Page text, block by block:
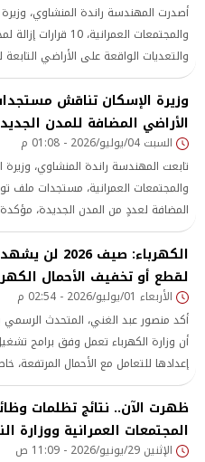
أصدرت المهندسة راندة المنشاوي،
والمجتمعات العمرانية، 10
والتعديات الواقعة على الأراضي
العمرانية الجديدة بعدد من المدن
جهود الوزارة للتصدي لكافة أشكال
أراضي الدولة، وتطبيق القانون بكل
وزيرة الإسكان تناقش
الأراضي المضافة للمدن
السبت 04/يوليو/2026 - 01:08 م
تابعت المهندسة راندة المنشاوي، وزيرة
والمجتمعات العمرانية، مستجدات ملف
المضافة لعددٍ من المدن الجديدة، مؤكدة
العمل وفق خطة متكاملة تستهدف
الاستقرار للمواطنين، وتعظيم الاستفادة
بما يضمن تحقيق التنمية العمرانية
الكهرباء: صيف
لقطع أو تخفيف الأحمال
الأربعاء 01/يوليو/2026 - 02:54 م
أكد منصور عبد الغني، المتحدث الرسمي
أن وزارة الكهرباء تعمل وفق برامج
إعدادها للتعامل مع الأحمال المرتفعة،
تم اكتسابها خلال صيف العام الماضي.
ظهرت الآن.. نتائج تظلمات
المجتمعات العمرانية ووزارة
الإثنين 29/يونيو/2026 - 11:09 ص